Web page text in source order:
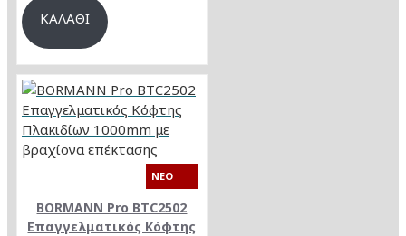
ΚΑΛΆΘΙ
NEO
BORMANN Pro BTC2502
Επαγγελματικός Κόφτης